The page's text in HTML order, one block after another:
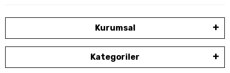
Kurumsal
Kategoriler